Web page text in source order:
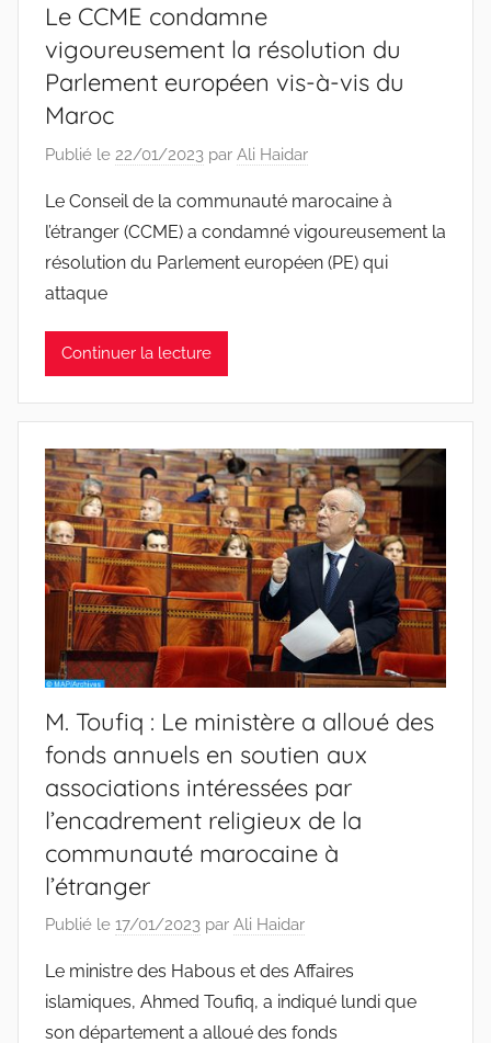
Le CCME condamne
vigoureusement la résolution du
Parlement européen vis-à-vis du
Maroc
Publié le 22/01/2023 par Ali Haidar
Le Conseil de la communauté marocaine à
l’étranger (CCME) a condamné vigoureusement la
résolution du Parlement européen (PE) qui
attaque
Continuer la lecture
M. Toufiq : Le ministère a alloué des
fonds annuels en soutien aux
associations intéressées par
l’encadrement religieux de la
communauté marocaine à
l’étranger
Publié le 17/01/2023 par Ali Haidar
Le ministre des Habous et des Affaires
islamiques, Ahmed Toufiq, a indiqué lundi que
son département a alloué des fonds